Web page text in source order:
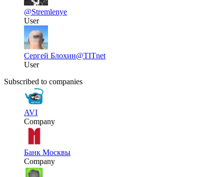
@Stremlenye
User
Сергей Блохин@TITnet
User
Subscribed to companies
AVI
Company
Банк Москвы
Company